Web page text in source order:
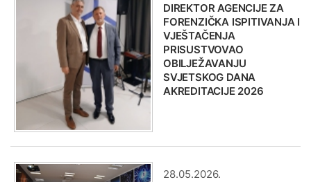
DIREKTOR AGENCIJE ZA
FORENZIČKA ISPITIVANJA I
VJEŠTAČENJA
PRISUSTVOVAO
OBILJEŽAVANJU
SVJETSKOG DANA
AKREDITACIJE 2026
28.05.2026.